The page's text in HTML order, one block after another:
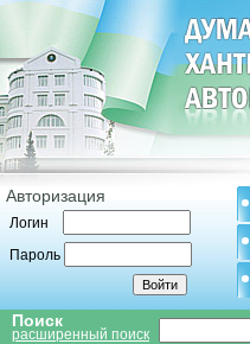
Авторизация
Логин
Пароль
Поиск
расширенный поиск